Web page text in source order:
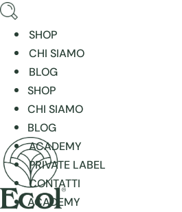
SHOP
CHI SIAMO
BLOG
SHOP
CHI SIAMO
BLOG
ACADEMY
PRIVATE LABEL
CONTATTI
ACADEMY